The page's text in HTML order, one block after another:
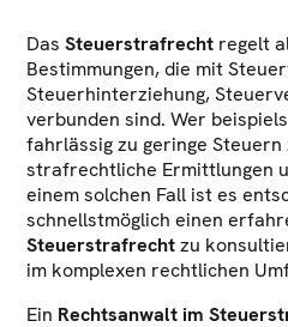
DasSteuerstrafrecht regelt
Bestimmungen, die mit
Steuerhinterziehung,
verbunden sind. Wer
fahrlässig zu geringe
strafrechtliche Ermittlungen
einem solchen Fall ist es
schnellstmöglich einen
Steuerstrafrechtzu
im komplexen rechtlichen
Ein Rechtsanwalt im